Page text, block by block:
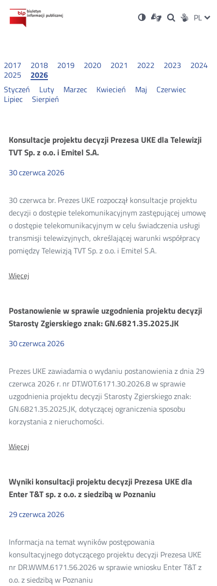
Ustawienia
Wersja
kontrastowa
Dla
niesłyszących
OtwórzOtwórz
w
Otwórz
w
Social PL
2017 2018 2019 2020 2021 2022 2023
2024
2025
2026
Styczeń
Luty Marzec Kwiecień Maj
Czerwiec
Lipiec
Sierpień
Konsultacje
konsultacji
2026
Konsultacje projektu decyzji Prezesa UKE dla Telewizji
TVT Sp. z o.o. i Emitel S.A.
30czerwca2026
30 czerwca br. Prezes UKE rozpoczął konsultacje projektu
decyzji o dostępie telekomunikacyjnym zastępującej umowę
o dostępie telekomunikacyjnym w celu świadczenia usługi
transmisji telewizyjnych, określającej warunki współpracy
pomiędzy Telewizją TVT Sp. z o.o. i Emitel S.A.
WięcejO:
Prezesa
UKE
dla
TVT
o.o.
i
Emitel
S.A.
Postanowienie w sprawie uzgodnienia projektu decyzji
Starosty Zgierskiego znak: GN.6821.35.2025.JK
30czerwca2026
Prezes UKE zawiadamia o wydaniu postanowienia z dnia 29
czerwca 2026 r. nr DT.WOT.6171.30.2026.8 w sprawie
uzgodnienia projektu decyzji Starosty Zgierskiego znak:
GN.6821.35.2025.JK, dotyczącej ograniczenia sposobu
korzystania z nieruchomości.
WięcejO:
uzgodnienia
projektu
decyzji
Zgierskiego
Wyniki konsultacji projektu decyzji Prezesa UKE dla
Enter T&T sp. z o.o. z siedzibą w Poznaniu
29czerwca2026
Informacja na temat wyników postępowania
konsultacyjnego dotyczącego projektu decyzji Prezesa UKE
nr DR.WWM.6171.56.2026 w sprawie wniosku Enter T&T z
o.o. z siedzibą w Poznaniu